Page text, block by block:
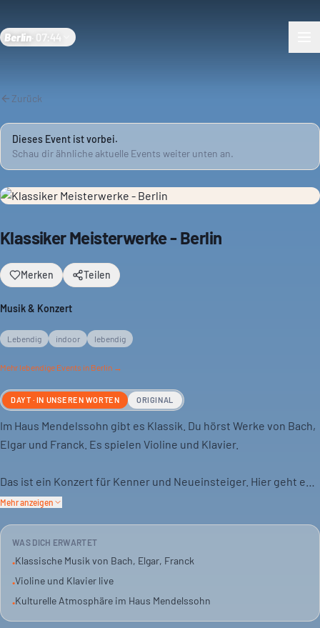
Berlin 07:44
Zurück
Dieses Event ist vorbei.
Schau dir ähnliche aktuelle Events weiter unten an.
Klassiker Meisterwerke - Berlin
Merken Teilen
Musik & Konzert
Lebendig indoor lebendig
Mehr lebendige Events in Berlin →
DAYT · IN UNSEREN WORTEN ORIGINAL
Im Haus Mendelssohn gibt es Klassik. Du hörst Werke von Bach,
Elgar und Franck. Es spielen Violine und Klavier.
Das ist ein Konzert für Kenner und Neueinsteiger. Hier geht es
um Musik, nicht um Show. Einfach zuhören.
Die Atmosphäre ist kulturell und lebendig. Ein guter Ort, um den
Abend ausklingen zu lassen.
17:30 Uhr.
Mehr anzeigen
WAS DICH ERWARTET
•Klassische Musik von Bach, Elgar, Franck
•Violine und Klavier live
•Kulturelle Atmosphäre im Haus Mendelssohn